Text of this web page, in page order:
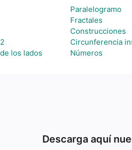
los lados
Paralelogramo
Fractales
Construcciones
Circunferencia
Números
Descarga aquí